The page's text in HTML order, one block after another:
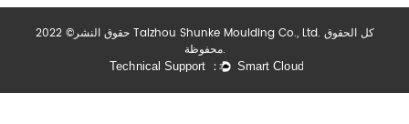
حقوق النشر© 2022 Taizhou Shunke Moulding Co., Ltd. كل الحقوق
محفوظة.